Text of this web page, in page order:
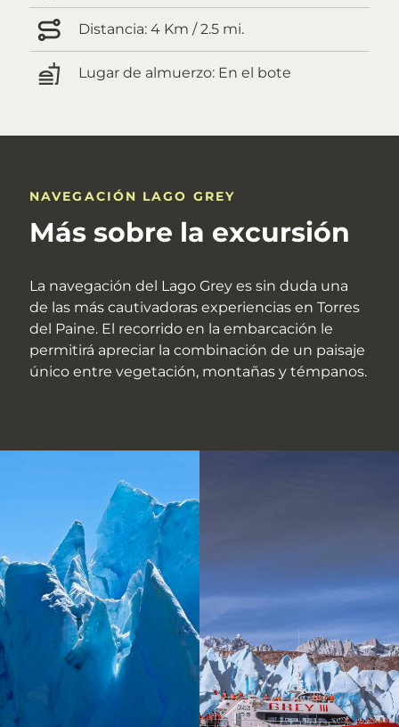
Distancia: 4 Km / 2.5 mi.
Lugar de almuerzo: En el bote
NAVEGACIÓN LAGO GREY
Más sobre la excursión
La navegación del Lago Grey es sin duda una
de las más cautivadoras experiencias en Torres
del Paine. El recorrido en la embarcación le
permitirá apreciar la combinación de un paisaje
único entre vegetación, montañas y témpanos.